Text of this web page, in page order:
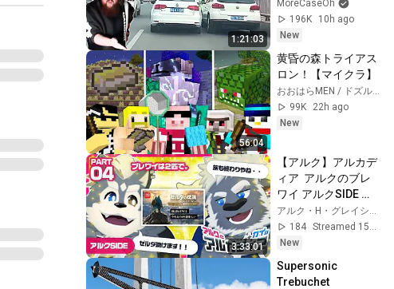
1:21:03
MoreCaseOh
196K
10h ago
New
56:04
黄昏の森トライアス
ロン！【マイクラ】
おおはらMEN / ドズル社
99K
22h ago
New
3:33:01
【アルク】アルカデ
ィア  アルクのブレ
ワイ アルクSIDE
pt.4(END)【カイ】
184
New
Supersonic
Trebuchet